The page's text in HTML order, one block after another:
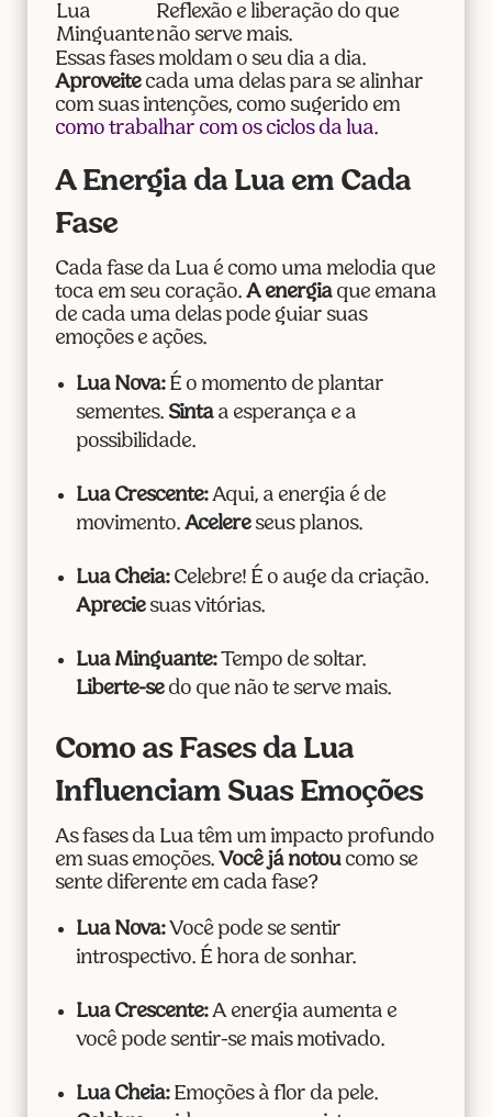
Lua
Minguante
Reflexão e liberação do que
não serve mais.
Essas fases moldam o seu dia a dia.
Aproveitecada uma delas para se alinhar
com suas intenções, como sugerido em
como trabalhar com os ciclos da lua.
A Energia da Lua em Cada
Fase
Cada fase da Lua é como uma melodia que
toca em seu coração. A energiaque emana
de cada uma delas pode guiar suas
emoções e ações.
Lua Nova:É o momento de plantar
sementes. Sintaa esperança e a
possibilidade.
Lua Crescente:Aqui, a energia é de
movimento. Acelereseus planos.
Lua Cheia:Celebre! É o auge da criação.
Apreciesuas vitórias.
Lua Minguante:Tempo de soltar.
Liberte-sedo que não te serve mais.
Como as Fases da Lua
Influenciam Suas Emoções
As fases da Lua têm um impacto profundo
em suas emoções. Você já notoucomo se
sente diferente em cada fase?
Lua Nova:Você pode se sentir
introspectivo. É hora de sonhar.
Lua Crescente:A energia aumenta e
você pode sentir-se mais motivado.
Lua Cheia:Emoções à flor da pele.